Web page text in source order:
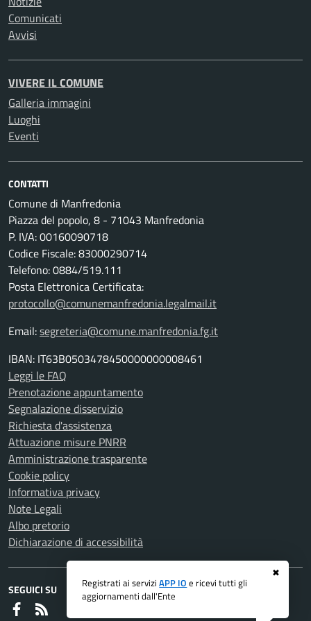
✖
Registrati ai serviziAPP IO e ricevi tutti gli
aggiornamenti dall'Ente
Comunicati
Avvisi
VIVERE IL COMUNE
Galleria immagini
Luoghi
Eventi
CONTATTI
Comune di Manfredonia
Piazza del popolo, 8 - 71043 Manfredonia
P. IVA: 00160090718
Codice Fiscale: 83000290714
Telefono: 0884/519.111
Posta Elettronica Certificata:
protocollo@comunemanfredonia.legalmail.it
Email:segreteria@comune.manfredonia.fg.it
IBAN: IT63B0503478450000000008461
Leggi le FAQ
Prenotazione appuntamento
Segnalazione disservizio
Richiesta d'assistenza
Attuazione misure PNRR
Amministrazione trasparente
Cookie policy
Informativa privacy
Note Legali
Albo pretorio
Dichiarazione di accessibilità
SEGUICI SU
Faceboook